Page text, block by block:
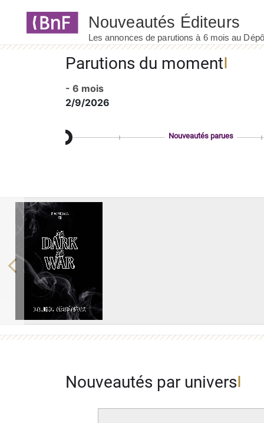
Parutions du moment
- 6 mois
2/9/2026
Nouveautés parues
Previous
Nouveautés par univers